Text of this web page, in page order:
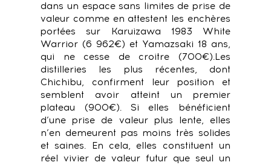
dans un espace sans limites de prise de
valeur comme en attestent les enchères
portées sur Karuizawa 1983 White
Warrior (6 962€) et Yamazsaki 18 ans,
qui ne cesse de croitre (700€).Les
distilleries les plus récentes, dont
Chichibu, confirment leur position et
semblent avoir atteint un premier
plateau (900€). Si elles bénéficient
d’une prise de valeur plus lente, elles
n’en demeurent pas moins très solides
et saines. En cela, elles constituent un
réel vivier de valeur futur que seul un